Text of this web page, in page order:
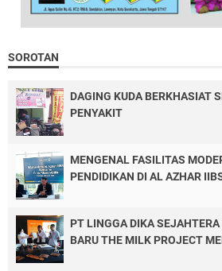
SOROTAN
DAGING KUDA BERKHASIAT
PENYAKIT
MENGENAL FASILITAS
PENDIDIKAN DI AL AZHAR
PT LINGGA DIKA
BARU THE MILK PROJECT